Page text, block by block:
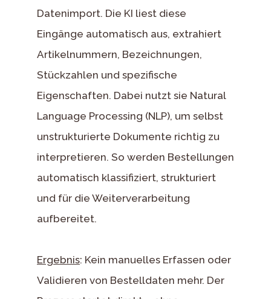
Datenimport. Die KI liest diese
Eingänge automatisch aus, extrahiert
Artikelnummern, Bezeichnungen,
Stückzahlen und spezifische
Eigenschaften. Dabei nutzt sie Natural
Language Processing (NLP), um selbst
unstrukturierte Dokumente richtig zu
interpretieren. So werden Bestellungen
automatisch klassifiziert, strukturiert
und für die Weiterverarbeitung
aufbereitet.
Ergebnis: Kein manuelles Erfassen oder
Validieren von Bestelldaten mehr. Der